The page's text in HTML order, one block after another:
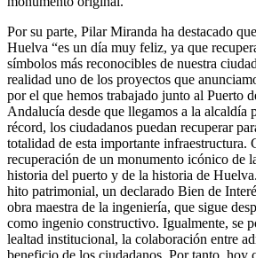
Por su parte, Pilar Miranda ha destacado
Huelva “es un día muy feliz, ya que
símbolos más reconocibles de nuestra
realidad uno de los proyectos que
por el que hemos trabajado junto al Puerto
Andalucía desde que llegamos a la alcaldía
récord, los ciudadanos puedan recuperar
totalidad de esta importante infraestructura.
recuperación de un monumento icónico de
historia del puerto y de la historia de
hito patrimonial, un declarado Bien de
obra maestra de la ingeniería, que sigue
como ingenio constructivo. Igualmente, se
lealtad institucional, la colaboración entre
beneficio de los ciudadanos. Por tanto, hoy